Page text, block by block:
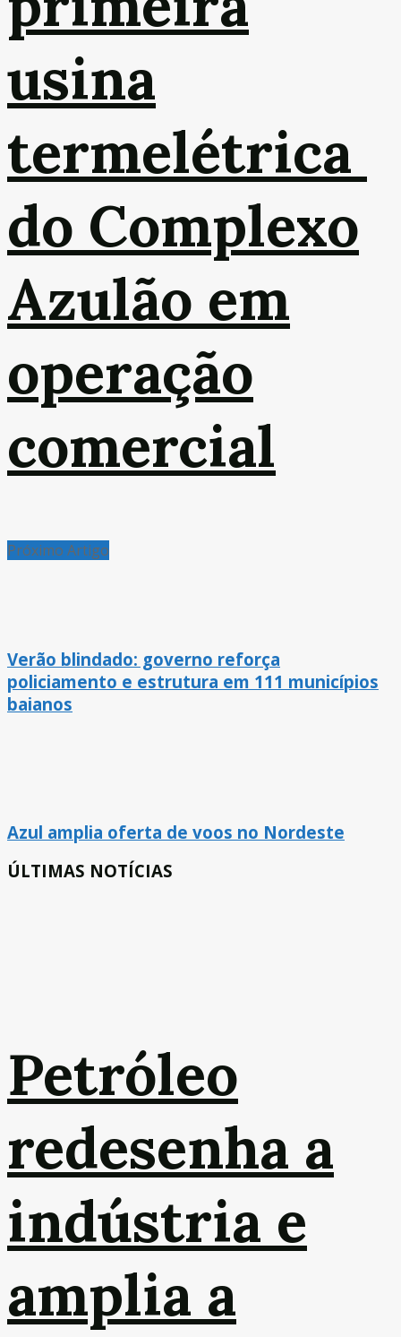
usina
termelétrica
do Complexo
Azulão em
operação
comercial
Próximo Artigo
Verão blindado: governo reforça
policiamento e estrutura em 111 municípios
baianos
Azul amplia oferta de voos no Nordeste
ÚLTIMAS NOTÍCIAS
Petróleo
redesenha a
indústria e
amplia a